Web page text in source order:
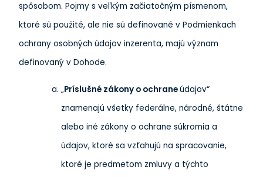
spôsobom. Pojmy s veľkým začiatočným písmenom,
ktoré sú použité, ale nie sú definované v Podmienkach
ochrany osobných údajov inzerenta, majú význam
definovaný v Dohode.
„Príslušné zákony o ochraneúdajov“
znamenajú všetky federálne, národné, štátne
alebo iné zákony o ochrane súkromia a
údajov, ktoré sa vzťahujú na spracovanie,
ktoré je predmetom zmluvy a týchto